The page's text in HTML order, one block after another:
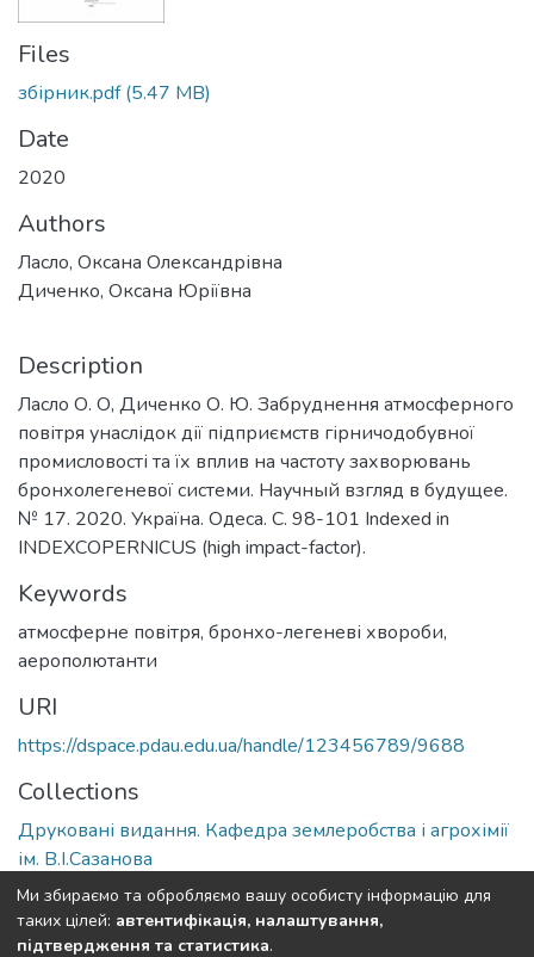
Files
збірник.pdf(5.47 MB)
Date
2020
Authors
Ласло, Оксана Олександрівна
Диченко, Оксана Юріївна
Description
Ласло О. О, Диченко О. Ю. Забруднення атмосферного
повітря унаслідок дії підприємств гірничодобувної
промисловості та їх вплив на частоту захворювань
бронхолегеневої системи. Научный взгляд в будущее.
№ 17. 2020. Україна. Одеса. С. 98-101 Indexed in
INDEXCOPERNICUS (high impact-factor).
Keywords
атмосферне повітря, бронхо-легеневі хвороби,
аерополютанти
URI
https://dspace.pdau.edu.ua/handle/123456789/9688
Collections
Друковані видання. Кафедра землеробства і агрохімії
ім. В.І.Сазанова
Full item page
Ми збираємо та обробляємо вашу особисту інформацію для
таких цілей: автентифікація, налаштування,
підтвердження та статистика.